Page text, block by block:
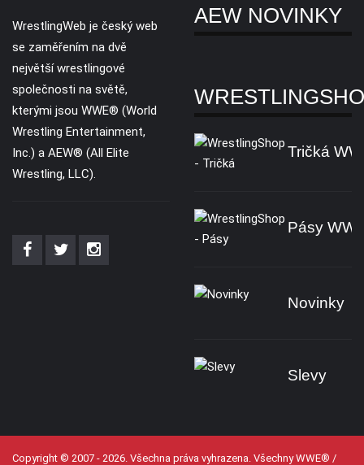
WrestlingWeb je český web
se zaměřením na dvě
největší wrestlingové
společnosti na světě,
kterými jsou WWE® (World
Wrestling Entertainment,
Inc.) a AEW® (All Elite
Wrestling, LLC).
AEW NOVINKY
Tričká
Pásy
Novinky
Slevy
Copyright © 2007 - 2026. Všechna práva vyhrazena. Všechny WWE® /